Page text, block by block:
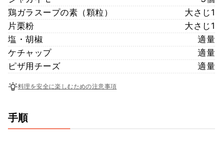
鶏ガラスープの素（顆粒）
大さじ1
片栗粉
大さじ1
塩・胡椒
適量
ケチャップ
適量
ピザ用チーズ
適量
料理を安全に楽しむための注意事項
手順